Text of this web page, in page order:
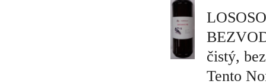
čistý,
Tento